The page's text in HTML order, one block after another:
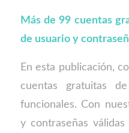
Más de 99 cuentas
de usuario y
En esta publicación,
cuentas gratuitas
funcionales. Con
y contraseñas